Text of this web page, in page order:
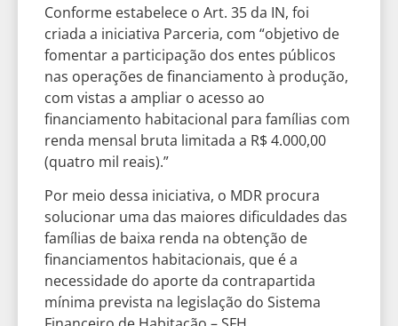
Conforme estabelece o Art. 35 da IN, foi
criada a iniciativa Parceria, com “objetivo de
fomentar a participação dos entes públicos
nas operações de financiamento à produção,
com vistas a ampliar o acesso ao
financiamento habitacional para famílias com
renda mensal bruta limitada a R$ 4.000,00
(quatro mil reais).”
Por meio dessa iniciativa, o MDR procura
solucionar uma das maiores dificuldades das
famílias de baixa renda na obtenção de
financiamentos habitacionais, que é a
necessidade do aporte da contrapartida
mínima prevista na legislação do Sistema